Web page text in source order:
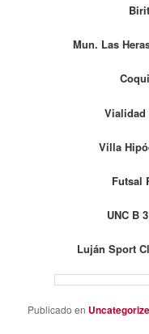
Mun. Las
Vialidad
Villa
Futsal
UNC B
Luján Sport
Publicado en